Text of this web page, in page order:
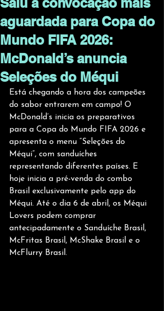
aguardada para Copa do
Mundo FIFA 2026:
McDonald’s anuncia
Seleções do Méqui
Está chegando a hora dos campeões
do sabor entrarem em campo! O
McDonald’s inicia os preparativos
para a Copa do Mundo FIFA 2026 e
apresenta o menu “Seleções do
Méqui”, com sanduíches
representando diferentes países. E
hoje inicia a pré-venda do combo
Brasil exclusivamente pelo app do
Méqui. Até o dia 6 de abril, os Méqui
Lovers podem comprar
antecipadamente o Sanduíche Brasil,
McFritas Brasil, McShake Brasil e o
McFlurry Brasil.